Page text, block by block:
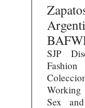
SJP
Sex